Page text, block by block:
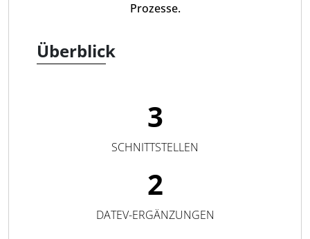
Prozesse.
Überblick
3
SCHNITTSTELLEN
2
DATEV-ERGÄNZUNGEN